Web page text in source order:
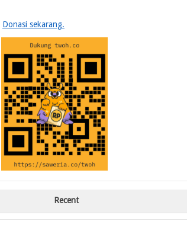
Donasi sekarang.
Recent